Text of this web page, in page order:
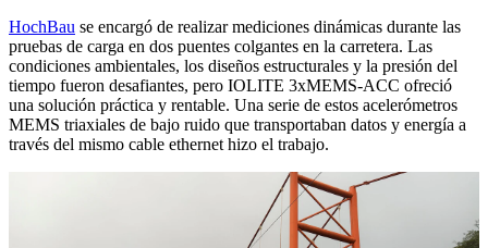
HochBau se encargó de realizar mediciones dinámicas durante las
pruebas de carga en dos puentes colgantes en la carretera. Las
condiciones ambientales, los diseños estructurales y la presión del
tiempo fueron desafiantes, pero IOLITE 3xMEMS-ACC ofreció
una solución práctica y rentable. Una serie de estos acelerómetros
MEMS triaxiales de bajo ruido que transportaban datos y energía a
través del mismo cable ethernet hizo el trabajo.